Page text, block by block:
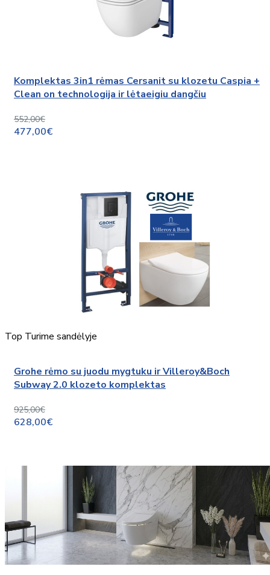
Komplektas 3in1 rėmas Cersanit su klozetu Caspia +
Clean on technologija ir lėtaeigiu dangčiu
552,00€
477,00€
Top Turime sandėlyje
Grohe rėmo su juodu mygtuku ir Villeroy&Boch
Subway 2.0 klozeto komplektas
925,00€
628,00€